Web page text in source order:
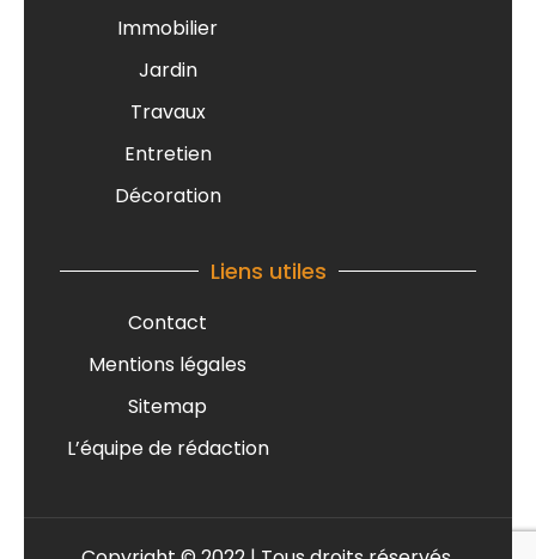
Immobilier
Jardin
Travaux
Entretien
Décoration
Liens utiles
Contact
Mentions légales
Sitemap
L’équipe de rédaction